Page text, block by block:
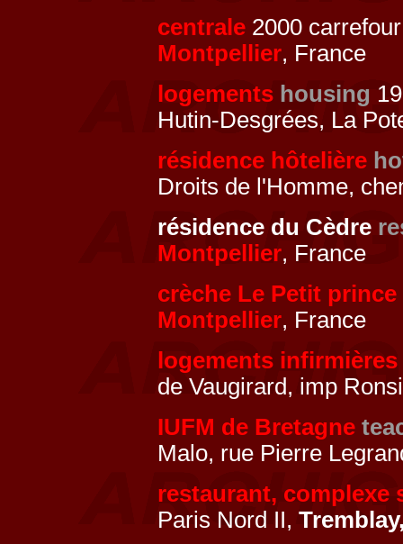
centrale 2000
Montpellier, France
logements housing
Hutin-Desgrées, La
résidence hôtelière
Droits de l'Homme,
résidence du Cèdre
Montpellier, France
crèche Le Petit
Montpellier, France
logements infirmières
de Vaugirard, imp
IUFM de Bretagne
Malo, rue Pierre
restaurant, complexe
Paris Nord II,